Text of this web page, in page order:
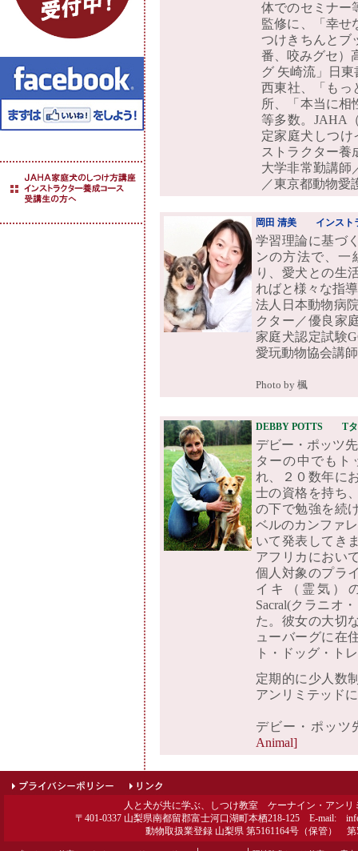
体でのセミナー
監修に、「幸せ
つけきちんとブ
番、咬みグセ）
グ 矢崎流」日
西東社、「もっ
所、「本当に相
等多数。JAHA
定家庭犬しつ
ストラクター養
大学非常勤講師
／東京都動物愛
岡田 清美 インスト
学習理論に基づ
ンの方法で、一
り、愛犬との生
ればと様々な指
法人日本動物病
クター／優良家
家庭犬認定試験
愛玩動物協会講師
Photo by 楓
DEBBY POTTS Tタ
デビー・ポッツ
ターの中でもト
れ、２０数年に
士の資格を持ち
の下で勉強を続
ベルのカンファ
いて発表してき
アフリカにおい
個人対象のプラ
イキ（霊気）
Sacral(クラニオ
た。彼女の大切
ューバーグに在
ト・ドッグ・ト
定期的に少人数
アンリミテッド
デビー・ポッ
Animal]
人と犬が共に学ぶ、しつけ教室 ケーナイン・アン
〒401-0337 山梨県南都留郡富士河口湖町本栖218-125 E-mail:
動物取扱業登録 山梨県 第5161164号（保管） 第